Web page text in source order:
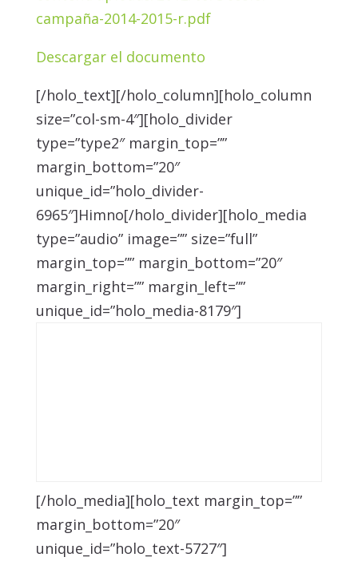
campaña-2014-2015-r.pdf
Descargar el documento
[/holo_text][/holo_column][holo_column
size=”col-sm-4″][holo_divider
type=”type2″ margin_top=””
margin_bottom=”20″
unique_id=”holo_divider-
6965″]Himno[/holo_divider][holo_media
type=”audio” image=”” size=”full”
margin_top=”” margin_bottom=”20″
margin_right=”” margin_left=””
unique_id=”holo_media-8179″]
[/holo_media][holo_text margin_top=””
margin_bottom=”20″
unique_id=”holo_text-5727″]